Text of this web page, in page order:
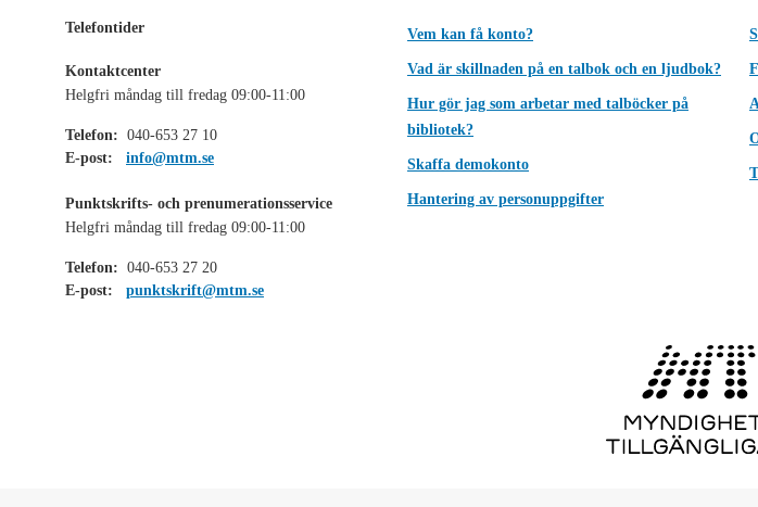
Telefontider
Kontaktcenter
Helgfri måndag till fredag 09:00-11:00
Telefon: 040-653 27 10
E-post:
info@mtm.se
Punktskrifts- och prenumerationsservice
Helgfri måndag till fredag 09:00-11:00
Telefon: 040-653 27 20
E-post:
punktskrift@mtm.se
Vem kan få konto?
Vad är skillnaden på en talbok och en ljudbok?
Hur gör jag som arbetar med talböcker på
bibliotek?
Skaffa demokonto
Hantering av personuppgifter